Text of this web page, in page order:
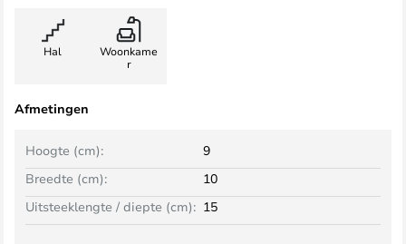
Hal
Woonkame
r
Afmetingen
Breedte (cm): 10
Hoogte (cm): 9
Uitsteeklengte / diepte (cm): 15